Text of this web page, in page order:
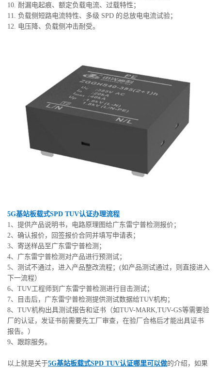
10. 耐漏电起痕、额定负载电流、过载特性；
11. 负载侧短路电流特性、多级 SPD 的总放电电流试验；
12. 电压降、负载侧冲击耐受。
5G基站板载式SPD TUV认证办理流程
1、提供产品说明书，电路原理图给广东雷宁普检测报价；
2、确认报价，回签报价合同并填写申请表；
3、寄送样品至广东雷宁普检测；
4、广东雷宁普检测对产品进行预测试；
5、测试不通过，进入产品整改流程；(如产品测试通过，则直接进入
下一流程）
6、TUV工程师到广东雷宁普检测进行目击测试；
7、目击后，广东雷宁普检测提供测试数据给TUV机构；
8、TUV机构出具测试报告和证书（如TUV-MARK,TUV-GS等需要验
厂的认证，发证书前需要先工厂审查，在验厂合格后才能出具证书
报告。）
9、跟踪服务。
以上就是关于5G基站板载式SPD TUV认证哪里可以做的介绍，如果